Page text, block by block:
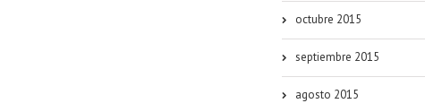
octubre 2015
septiembre 2015
agosto 2015